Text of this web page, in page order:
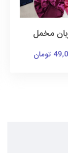
کت و سارافون